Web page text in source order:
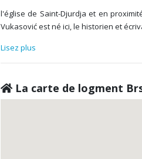
l'église de Saint-Djurdja et en
Vukasović est né ici, le historien et
Lisez plus
La carte de logment